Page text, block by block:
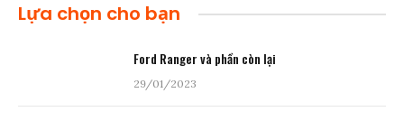
Lựa chọn cho bạn
Ford Ranger và phần còn lại
29/01/2023